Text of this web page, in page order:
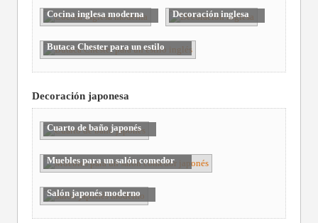
Cocina inglesa moderna Decoración inglesa
Butaca Chester para un estilo
inglés
Decoración japonesa
Cuarto de baño japonés
Muebles para un salón comedor
japonés
Salón japonés moderno